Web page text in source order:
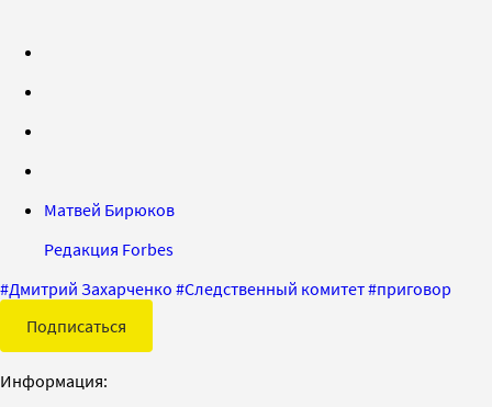
Матвей Бирюков
Редакция Forbes
#Дмитрий Захарченко #Следственный комитет#приговор
Подписаться
Информация: